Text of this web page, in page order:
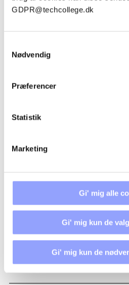
GDPR@techcollege.dk
Nødvendig
Præferencer
Statistik
Marketing
Gi' mig alle
Gi' mig kun de
Gi' mig kun de
TILSKUD OG ØKONOMI
AFBUDSREGLER
OVERNATNING